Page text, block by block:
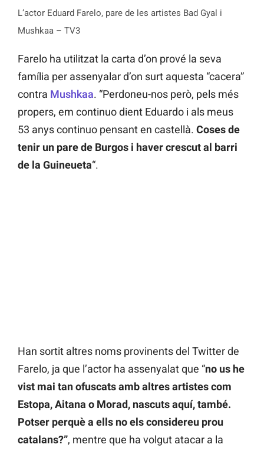
L’actor Eduard Farelo, pare de les artistes Bad Gyal i
Mushkaa – TV3
Farelo ha utilitzat la carta d’on prové la seva
família per assenyalar d’on surt aquesta “cacera”
contra Mushkaa. “Perdoneu-nos però, pels més
propers, em continuo dient Eduardo i als meus
53 anys continuo pensant en castellà. Coses de
tenir un pare de Burgos i haver crescut al barri
de la Guineueta“.
Han sortit altres noms provinents del Twitter de
Farelo, ja que l’actor ha assenyalat que “no us he
vist mai tan ofuscats amb altres artistes com
Estopa, Aitana o Morad, nascuts aquí, també.
Potser perquè a ells no els considereu prou
catalans?”, mentre que ha volgut atacar a la